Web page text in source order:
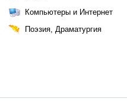
Компьютеры и Интернет
Поэзия, Драматургия